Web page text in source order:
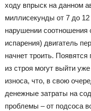
ходу впрыск на данном
миллисекунды от 7 до
нарушении соотношения
испарения) двигатель
начнет троить.
из строя могут выйти
износа, что, в свою
денежные затраты на
проблемы – от подсоса